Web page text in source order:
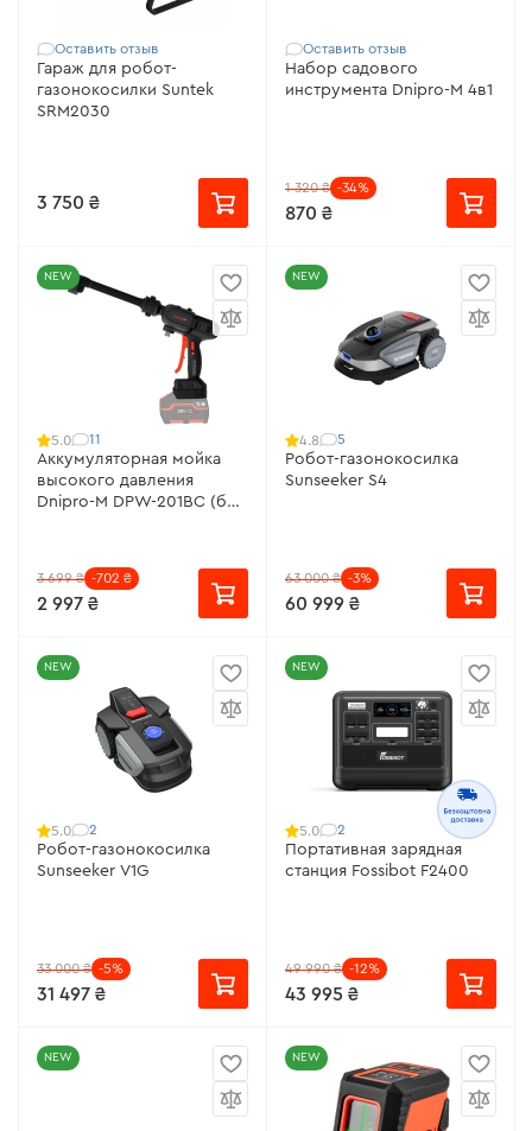
Оставить отзыв
Гараж для робот-
газонокосилки Suntek
SRM2030
3 750 ₴
Оставить отзыв
Набор садового
инструмента Dnipro-M 4в1
1 320 ₴ -34%
870 ₴
NEW
5.0 11
Аккумуляторная мойка
высокого давления
Dnipro-M DPW-201BC (без
3 699 ₴ -702 ₴
2 997 ₴
NEW
4.8 5
Робот-газонокосилка
Sunseeker S4
63 000 ₴ -3%
60 999 ₴
NEW
5.0 2
Робот-газонокосилка
Sunseeker V1G
33 000 ₴ -5%
31 497 ₴
NEW
5.0 2
Портативная зарядная
станция Fossibot F2400
49 990 ₴ -12%
43 995 ₴
NEW NEW